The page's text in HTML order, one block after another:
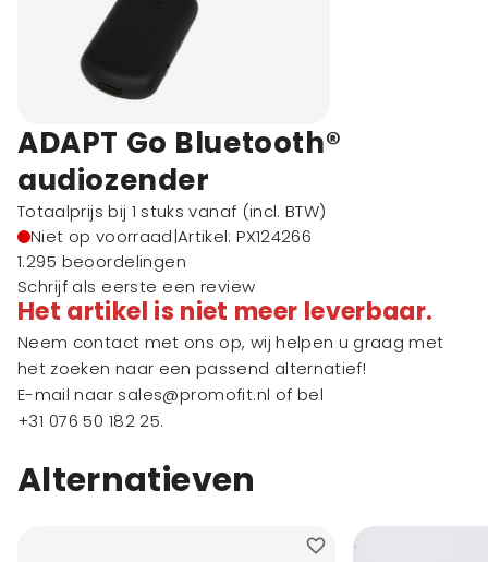
ADAPT Go Bluetooth®
audiozender
Totaalprijs bij 1 stuks vanaf (incl. BTW)
Niet op voorraad|Artikel: PX124266
1.295 beoordelingen
Schrijf als eerste een review
Het artikel is niet meer leverbaar.
Neem contact met ons op, wij helpen u graag met
het zoeken naar een passend alternatief!
E-mail naar sales@promofit.nl of bel
+31 076 50 182 25.
Alternatieven